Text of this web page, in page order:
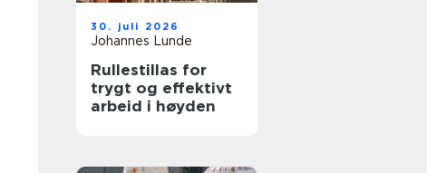
30. juli 2026
Johannes Lunde
Rullestillas for
trygt og effektivt
arbeid i høyden